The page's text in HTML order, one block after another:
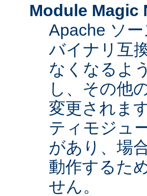
Module Magic
Apache ソ
バイナリ互
なくなるよ
し、その他
変更されま
ティモジュ
があり、場
動作するた
せん。